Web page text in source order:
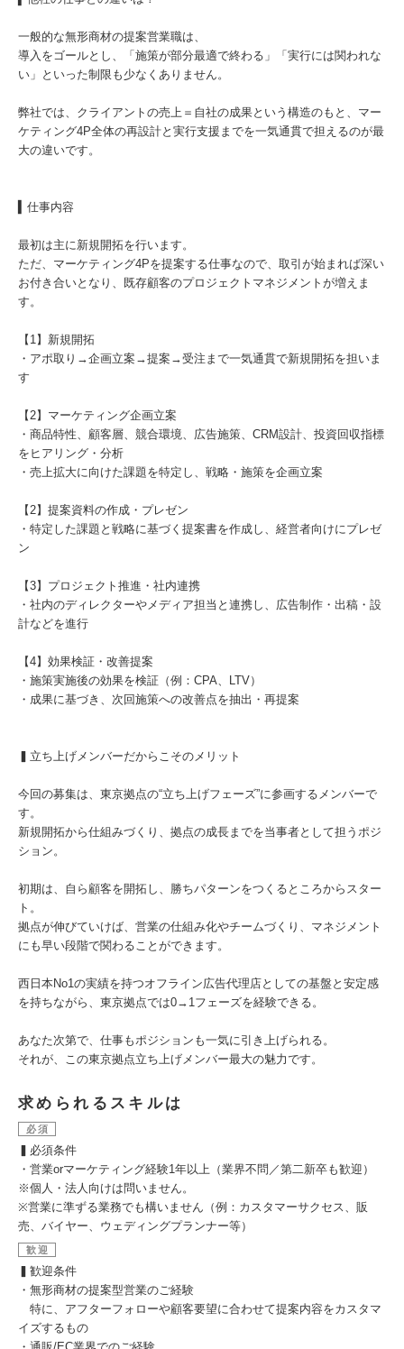
一般的な無形商材の提案営業職は、
導入をゴールとし、「施策が部分最適で終わる」「実行には関われな
い」といった制限も少なくありません。
弊社では、クライアントの売上＝自社の成果という構造のもと、マー
ケティング4P全体の再設計と実行支援までを一気通貫で担えるのが最
大の違いです。
▍仕事内容
最初は主に新規開拓を行います。
ただ、マーケティング4Pを提案する仕事なので、取引が始まれば深い
お付き合いとなり、既存顧客のプロジェクトマネジメントが増えま
す。
【1】新規開拓
・アポ取り→企画立案→提案→受注まで一気通貫で新規開拓を担いま
す
【2】マーケティング企画立案
・商品特性、顧客層、競合環境、広告施策、CRM設計、投資回収指標
をヒアリング・分析
・売上拡大に向けた課題を特定し、戦略・施策を企画立案
【2】提案資料の作成・プレゼン
・特定した課題と戦略に基づく提案書を作成し、経営者向けにプレゼ
ン
【3】プロジェクト推進・社内連携
・社内のディレクターやメディア担当と連携し、広告制作・出稿・設
計などを進行
【4】効果検証・改善提案
・施策実施後の効果を検証（例：CPA、LTV）
・成果に基づき、次回施策への改善点を抽出・再提案
▍立ち上げメンバーだからこそのメリット
今回の募集は、東京拠点の“立ち上げフェーズ”に参画するメンバーで
す。
新規開拓から仕組みづくり、拠点の成長までを当事者として担うポジ
ション。
初期は、自ら顧客を開拓し、勝ちパターンをつくるところからスター
ト。
拠点が伸びていけば、営業の仕組み化やチームづくり、マネジメント
にも早い段階で関わることができます。
西日本No1の実績を持つオフライン広告代理店としての基盤と安定感
を持ちながら、東京拠点では0→1フェーズを経験できる。
あなた次第で、仕事もポジションも一気に引き上げられる。
それが、この東京拠点立ち上げメンバー最大の魅力です。
求められるスキルは
必須
▍必須条件
・営業orマーケティング経験1年以上（業界不問／第二新卒も歓迎）
※個人・法人向けは問いません。
※営業に準ずる業務でも構いません（例：カスタマーサクセス、販
売、バイヤー、ウェディングプランナー等）
歓迎
▍歓迎条件
・無形商材の提案型営業のご経験
特に、アフターフォローや顧客要望に合わせて提案内容をカスタマ
イズするもの